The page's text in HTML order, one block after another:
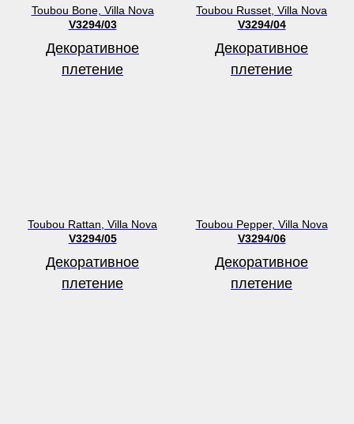
Toubou Bone, Villa Nova
V3294/03
Декоративное
плетение
Toubou Russet, Villa Nova
V3294/04
Декоративное
плетение
Toubou Rattan, Villa Nova
V3294/05
Декоративное
плетение
Toubou Pepper, Villa Nova
V3294/06
Декоративное
плетение